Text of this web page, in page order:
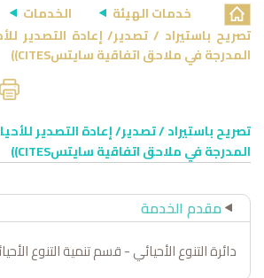
خدمات الهيئة الخدمات
تصريح باستيراد / تصدير/ إعادة التصدير
المدرجة في ملاحق اتفاقية سايتسCITES))
تصريح باستيراد / تصدير/ إعادة التصدير
المدرجة في ملاحق اتفاقية سايتسCITES))
مقدم الخدمة
دائرة التنوع الأحيائي - قسم تنمية التنوع